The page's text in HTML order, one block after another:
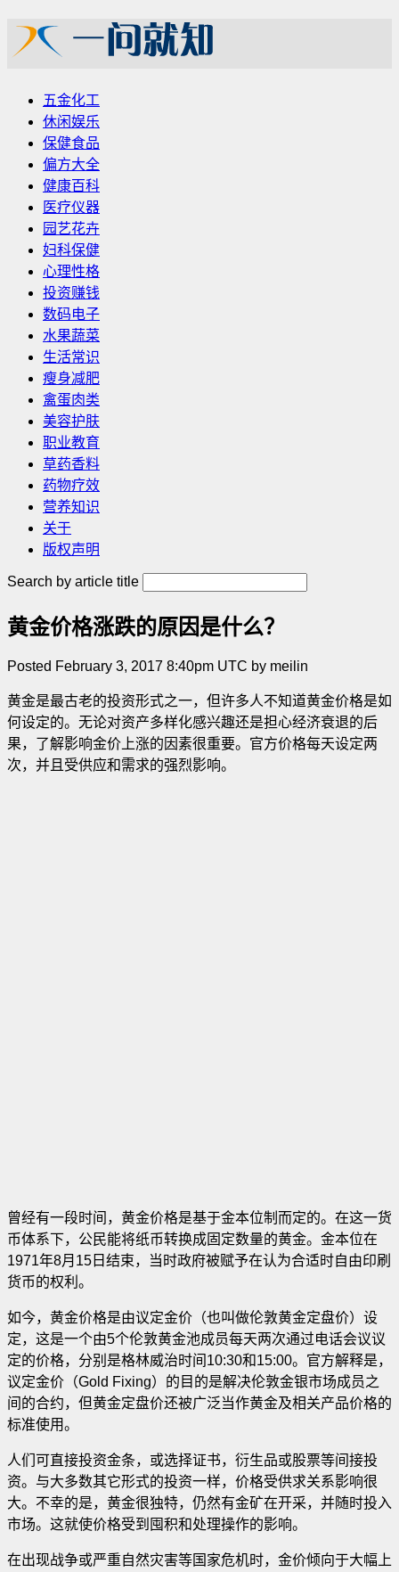
五金化工
休闲娱乐
保健食品
偏方大全
健康百科
医疗仪器
园艺花卉
妇科保健
心理性格
投资赚钱
数码电子
水果蔬菜
生活常识
瘦身减肥
禽蛋肉类
美容护肤
职业教育
草药香料
药物疗效
营养知识
关于
版权声明
Search by article title
黄金价格涨跌的原因是什么？
Posted February 3, 2017 8:40pm UTC by meilin
黄金是最古老的投资形式之一，但许多人不知道黄金价格是如
何设定的。无论对资产多样化感兴趣还是担心经济衰退的后
果，了解影响金价上涨的因素很重要。官方价格每天设定两
次，并且受供应和需求的强烈影响。
曾经有一段时间，黄金价格是基于金本位制而定的。在这一货
币体系下，公民能将纸币转换成固定数量的黄金。金本位在
1971年8月15日结束，当时政府被赋予在认为合适时自由印刷
货币的权利。
如今，黄金价格是由议定金价（也叫做伦敦黄金定盘价）设
定，这是一个由5个伦敦黄金池成员每天两次通过电话会议议
定的价格，分别是格林威治时间10:30和15:00。官方解释是，
议定金价（Gold Fixing）的目的是解决伦敦金银市场成员之
间的合约，但黄金定盘价还被广泛当作黄金及相关产品价格的
标准使用。
人们可直接投资金条，或选择证书，衍生品或股票等间接投
资。与大多数其它形式的投资一样，价格受供求关系影响很
大。不幸的是，黄金很独特，仍然有金矿在开采，并随时投入
市场。这就使价格受到囤积和处理操作的影响。
在出现战争或严重自然灾害等国家危机时，金价倾向于大幅上